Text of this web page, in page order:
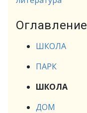
Оглавление
ШКОЛА
ПАРК
ШКОЛА
ДОМ